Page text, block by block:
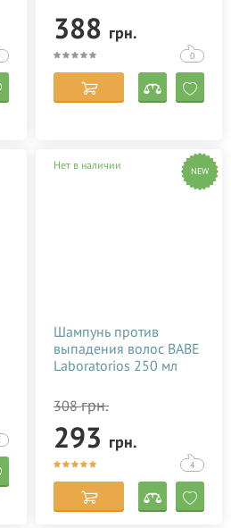
388 грн.
0
Нет в наличии NEW
Шампунь против
выпадения волос BABE
Laboratorios 250 мл
308грн.
293 грн.
4